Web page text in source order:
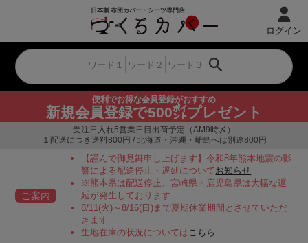
便利でお得な会員登録がおすすめ
新規会員登録で500㌽プレゼント
ログイン
受注日入れ5営業日目出荷予定（AM9時〆）
１配送につき送料800円 / 北海道・沖縄・離島へは別途800円
ご案内
【謹んで御見舞申し上げます】令和8年熊本地震の影
響による配送停止・遅延についてお知らせ
※熊本県は配送停止、宮崎県・鹿児島県は大幅な遅
延が発生しております
8/11(火)～8/16(日)まで夏期休業期間とさせていただ
きます
生地在庫の状況についてはこちら